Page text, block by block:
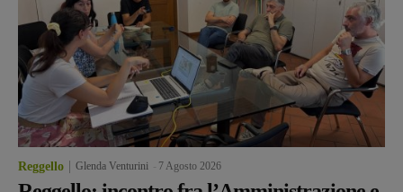
Reggello Glenda Venturini 7 Agosto 2026